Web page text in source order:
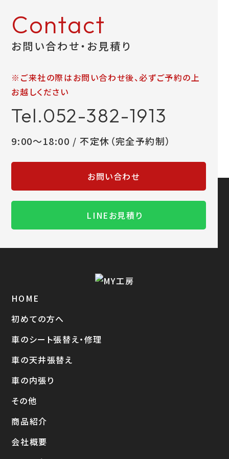
Contact
お問い合わせ・お見積り
※ご来社の際はお問い合わせ後、必ずご予約の上
お越しください
Tel.052-382-1913
9:00～18:00 / 不定休（完全予約制）
お問い合わせ
LINEお見積り
HOME
初めての方へ
車のシート張替え・修理
車の天井張替え
車の内張り
その他
商品紹介
会社概要